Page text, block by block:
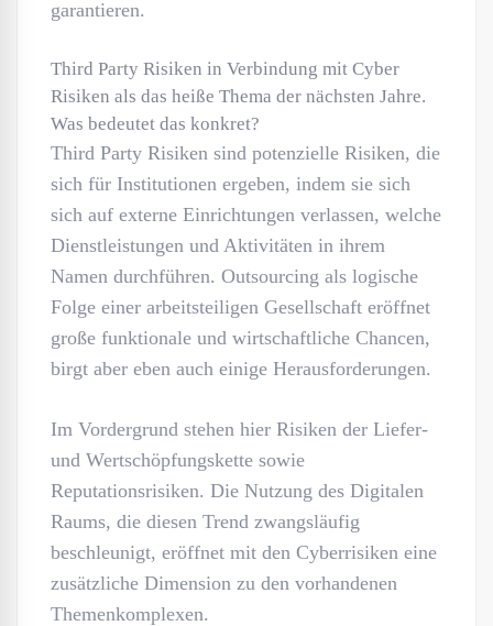
garantieren.
Third Party Risiken in Verbindung mit Cyber
Risiken als das heiße Thema der nächsten Jahre.
Was bedeutet das konkret?
Third Party Risiken sind potenzielle Risiken, die
sich für Institutionen ergeben, indem sie sich
sich auf externe Einrichtungen verlassen, welche
Dienstleistungen und Aktivitäten in ihrem
Namen durchführen. Outsourcing als logische
Folge einer arbeitsteiligen Gesellschaft eröffnet
große funktionale und wirtschaftliche Chancen,
birgt aber eben auch einige Herausforderungen.
Im Vordergrund stehen hier Risiken der Liefer-
und Wertschöpfungskette sowie
Reputationsrisiken. Die Nutzung des Digitalen
Raums, die diesen Trend zwangsläufig
beschleunigt, eröffnet mit den Cyberrisiken eine
zusätzliche Dimension zu den vorhandenen
Themenkomplexen.